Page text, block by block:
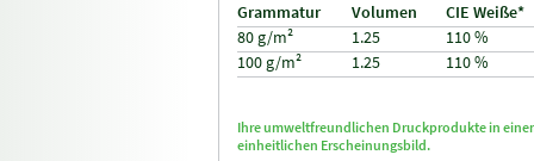
Grammatur Volumen
CIE Weiße*
80 g/m²
1.25
110 %
100 g/m²
1.25 110 %
Ihre umweltfreundlichen Druckprodukte in
einheitlichen Erscheinungsbild.